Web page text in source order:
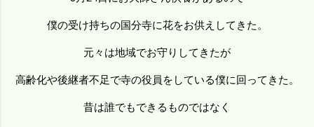
僕の受け持ちの国分寺に花をお供えしてきた。
元々は地域でお守りしてきたが
高齢化や後継者不足で寺の役員をしている僕に回ってきた。
昔は誰でもできるものではなく